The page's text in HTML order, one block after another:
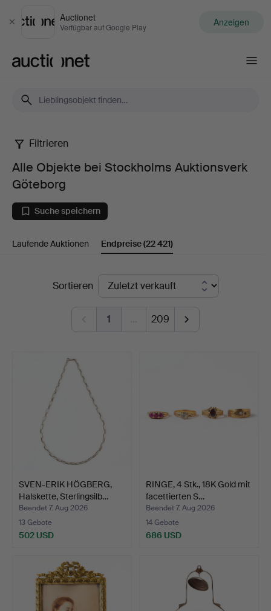
Schließen
Auctionet
Verfügbar auf Google Play Anzeigen
Alle
Objekte
bei
Stockholms
Göteborg
Filtrieren
Alle Objekte bei Stockholms Auktionsverk
Göteborg
Suche speichern
Laufende Auktionen Endpreise(22 421)
EndpreiseSortieren
1 … 209
SVEN-ERIK HÖGBERG,
Halskette, Sterlingsilb…
Beendet 7. Aug 2026
13 Gebote
502 USD
RINGE, 4 Stk., 18K Gold mit
facettierten S…
Beendet 7. Aug 2026
14 Gebote
686 USD